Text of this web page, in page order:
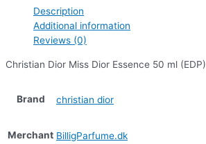
Description
Additional information
Reviews (0)
Christian Dior Miss Dior Essence 50 ml (EDP)
Brand christian dior
Merchant BilligParfume.dk